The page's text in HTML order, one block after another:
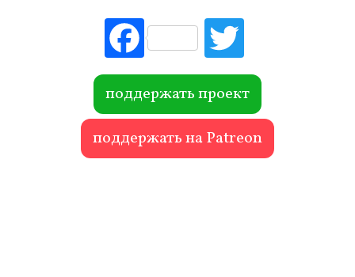
Fac
ebo
ok r
поддержать проект
поддержать на Patreon